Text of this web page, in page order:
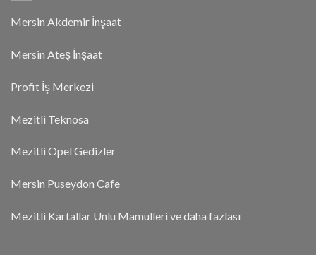
Mersin Akdemir İnşaat
Mersin Ateş İnşaat
Profit İş Merkezi
Mezitli Teknosa
Mezitli Opel Gedizler
Mersin Puseydon Cafe
Mezitli Kartallar Unlu Mamulleri ve daha fazlası